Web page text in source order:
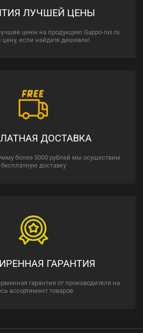
ЛУЧШЕЙ ЦЕНЫ
цены на продукцию Gappo-rus.ru.
если найдете дешевле!
ДОСТАВКА
более 5000 рублей мы осуществим
бесплатную доставку
ГАРАНТИЯ
гарантия от производителя на
ассортимент товаров